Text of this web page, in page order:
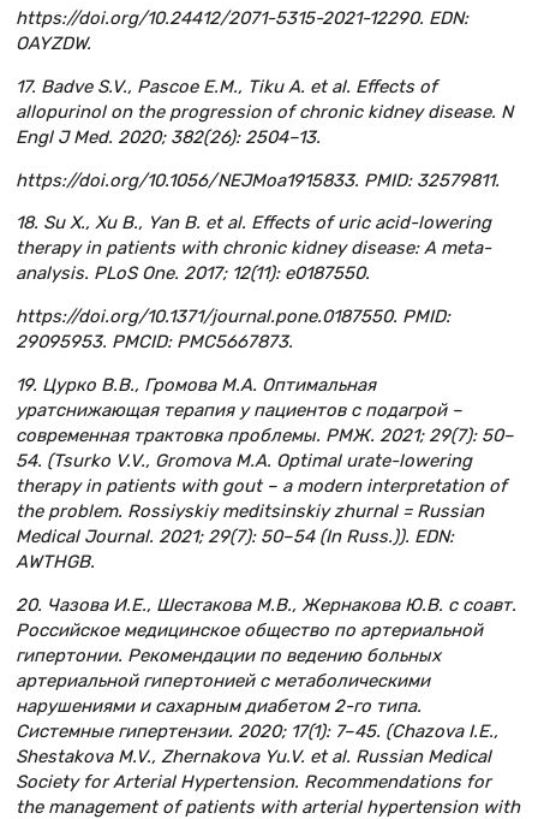
https://doi.org/10.24412/2071-5315-2021-12290. EDN:
OAYZDW.
17. Badve S.V., Pascoe E.M., Tiku A. et al. Effects of
allopurinol on the progression of chronic kidney disease. N
Engl J Med. 2020; 382(26): 2504–13.
https://doi.org/10.1056/NEJMoa1915833. PMID: 32579811.
18. Su X., Xu B., Yan B. et al. Effects of uric acid-lowering
therapy in patients with chronic kidney disease: A meta-
analysis. PLoS One. 2017; 12(11): e0187550.
https://doi.org/10.1371/journal.pone.0187550. PMID:
29095953. PMCID: PMC5667873.
19. Цурко В.В., Громова М.А. Оптимальная
уратснижающая терапия у пациентов с подагрой –
современная трактовка проблемы. РМЖ. 2021; 29(7): 50–
54. (Tsurko V.V., Gromova M.A. Optimal urate-lowering
therapy in patients with gout – a modern interpretation of
the problem. Rossiyskiy meditsinskiy zhurnal = Russian
Medical Journal. 2021; 29(7): 50–54 (In Russ.)). EDN:
AWTHGB.
20. Чазова И.Е., Шестакова М.В., Жернакова Ю.В. с соавт.
Российское медицинское общество по артериальной
гипертонии. Рекомендации по ведению больных
артериальной гипертонией с метаболическими
нарушениями и сахарным диабетом 2-го типа.
Системные гипертензии. 2020; 17(1): 7–45. (Chazova I.E.,
Shestakova M.V., Zhernakova Yu.V. et al. Russian Medical
Society for Arterial Hypertension. Recommendations for
the management of patients with arterial hypertension with